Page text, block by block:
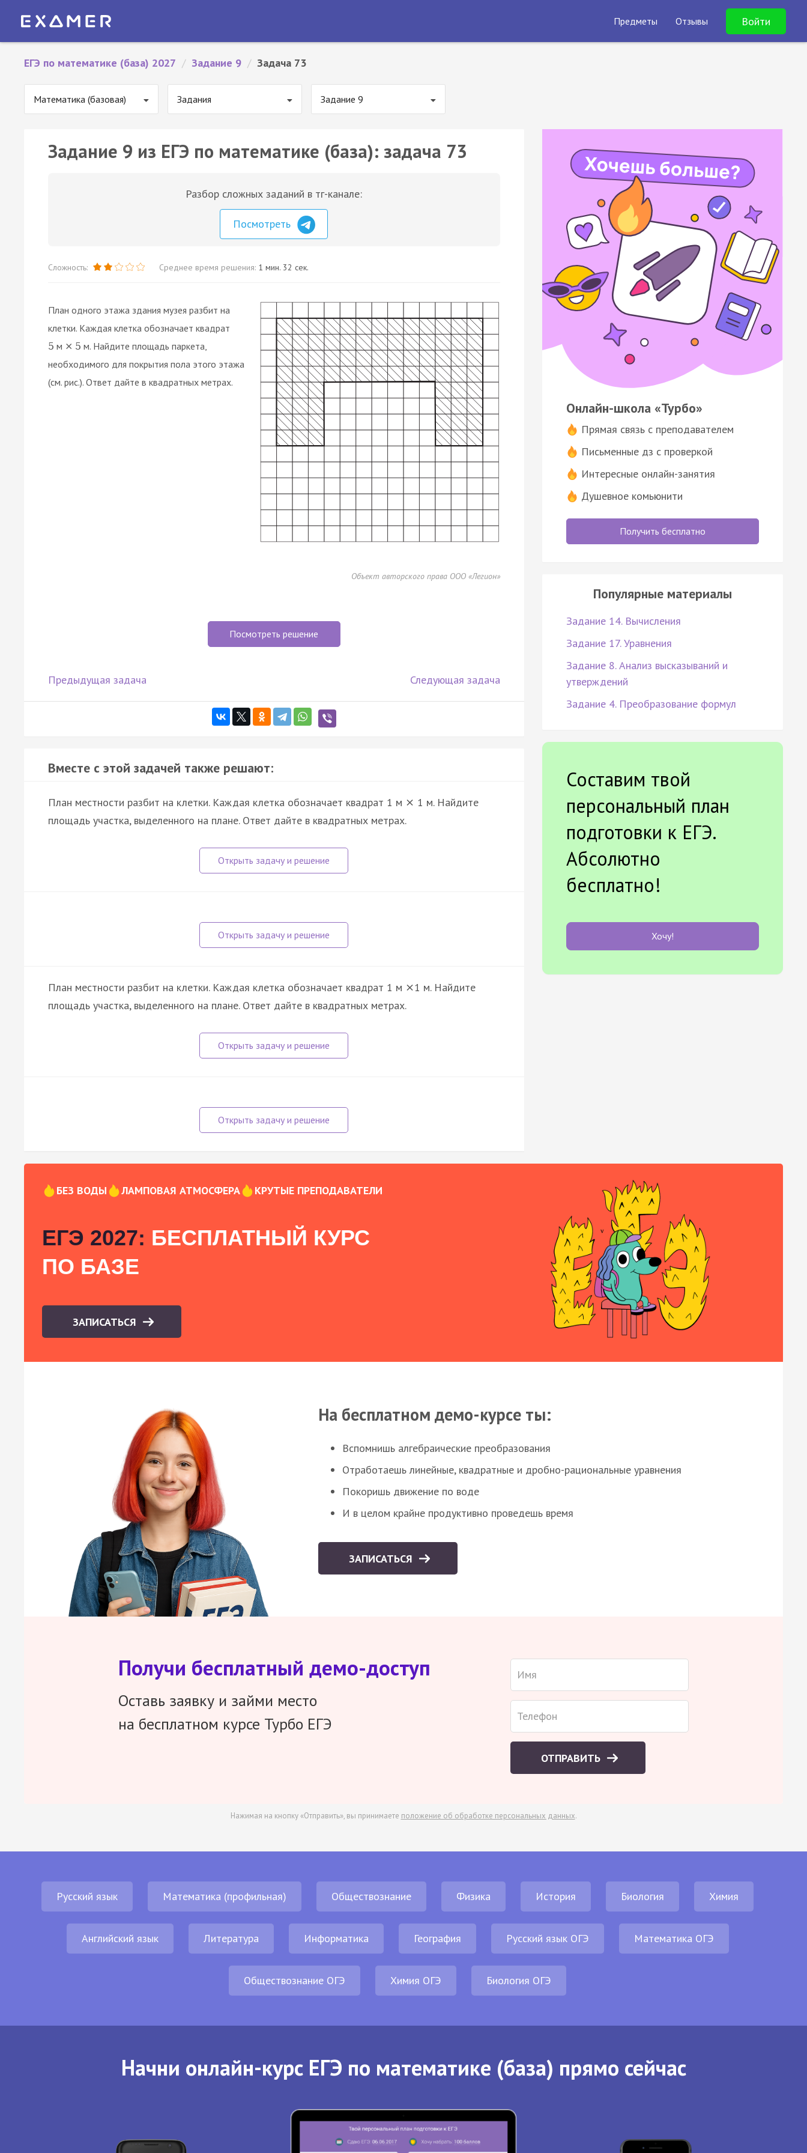
Предметы Отзывы Войти
ЕГЭ по математике (база) 2027 / Задание 9 / Задача 73
Математика (базовая) Задания Задание 9
Задание 9 из ЕГЭ по математике (база): задача 73
Разбор сложных заданий в тг-канале:
Посмотреть
Сложность: Среднее время решения: 1 мин. 32 сек.
План одного этажа здания музея разбит на
клетки. Каждая клетка обозначает квадрат
5 м × 5 м. Найдите площадь паркета,
необходимого для покрытия пола этого этажа
(см. рис.). Ответ дайте в квадратных метрах.
Объект авторского права ООО «Легион»
Посмотреть решение
Предыдущая задача Следующая задача
Вместе с этой задачей также решают:
План местности разбит на клетки. Каждая клетка обозначает квадрат 1 м × 1 м. Найдите
площадь участка, выделенного на плане. Ответ дайте в квадратных метрах.
План местности разбит на клетки. Каждая клетка обозначает квадрат 1 м ×1 м. Найдите
площадь участка, выделенного на плане. Ответ дайте в квадратных метрах.
Онлайн-школа «Турбо»
Прямая связь с преподавателем
Письменные дз с проверкой
Интересные онлайн-занятия
Душевное комьюнити
Получить бесплатно
Популярные материалы
Задание 14. Вычисления
Задание 17. Уравнения
Задание 8. Анализ высказываний и
утверждений
Задание 4. Преобразование формул
Составим твой
персональный план
подготовки к ЕГЭ.
Абсолютно
бесплатно!
Хочу!
БЕЗ ВОДЫ ЛАМПОВАЯ АТМОСФЕРА КРУТЫЕ ПРЕПОДАВАТЕЛИ
ЕГЭ 2027: БЕСПЛАТНЫЙ КУРС
ПО БАЗЕ
ЗАПИСАТЬСЯ
На бесплатном демо-курсе ты:
Вспомнишь алгебраические преобразования
Отработаешь линейные, квадратные и дробно-рациональные уравнения
Покоришь движение по воде
И в целом крайне продуктивно проведешь время
ЗАПИСАТЬСЯ
Получи бесплатный демо-доступ
Оставь заявку и займи место
на бесплатном курсе Турбо ЕГЭ
ОТПРАВИТЬ
Нажимая на кнопку «Отправить», вы принимаете положение об обработке персональных данных.
Русский язык Математика (профильная) Обществознание Физика История Биология Химия
Английский язык Литература Информатика География Русский язык ОГЭ Математика ОГЭ
Обществознание ОГЭ Химия ОГЭ Биология ОГЭ
Начни онлайн-курс ЕГЭ по математике (база) прямо сейчас